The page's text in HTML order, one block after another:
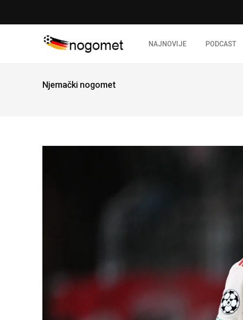
NAJNOVIJE PODCAST
Njemački nogomet